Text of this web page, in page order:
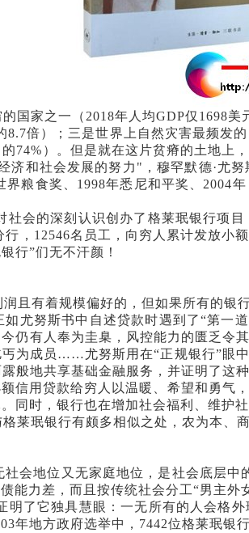
国家之一（2018年人均GDP仅1698
倍）；三是世界上自然灾害最频发
74%）。但是就在这片贫瘠的土地
和社会发展的努力"，穆罕默德·尤
粮食奖、1998年悉尼和平奖、2004
会的深刻认识创办了格莱珉银行项
，12546名员工，向穷人累计发放小
行”们无不汗颜！
且有着规模偏好的，但如果所有的银
尤努斯书中自述贷款时遇到了“第
仍有人奉为圭臬，风控能力的匮乏
为成员……尤努斯用在“正规银行”眼
般地共享基础金融服务，并证明了
信用贷款给穷人以温暖、希望和勇
同时，银行也在增加社会福利、维护
莱珉银行有颇多相似之处，农为本
会地位又无家庭地位，是社会底层
能力差，而且按传统社会分工“男主
了它独具慧眼：一无所有的人会格
年地方政府选举中，7442位格莱珉